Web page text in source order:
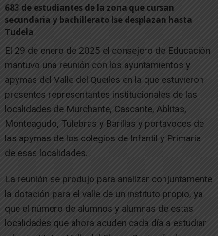
683 de estudiantes de la zona que cursan
secundaria y bachillerato lse desplazan hasta
Tudela
El 29 de enero de 2025 el consejero de Educación
mantuvo una reunión con los ayuntamientos y
apymas del Valle del Queiles en la que estuvieron
presentes representantes institucionales de las
localidades de Murchante, Cascante, Ablitas,
Monteagudo, Tulebras y Barillas y portavoces de
las apymas de los colegios de Infantil y Primaria
de esas localidades.
La reunión se produjo para analizar conjuntamente
la dotación para el valle de un instituto propio, ya
que el número de alumnos y alumnas de estas
localidades que ahora acuden cada día a estudiar